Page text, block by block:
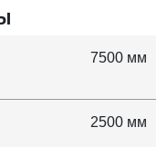
7500 мм
2500 мм